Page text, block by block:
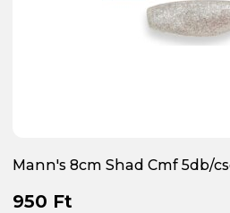
Mann's 8cm Shad Cmf 5db/
950 Ft